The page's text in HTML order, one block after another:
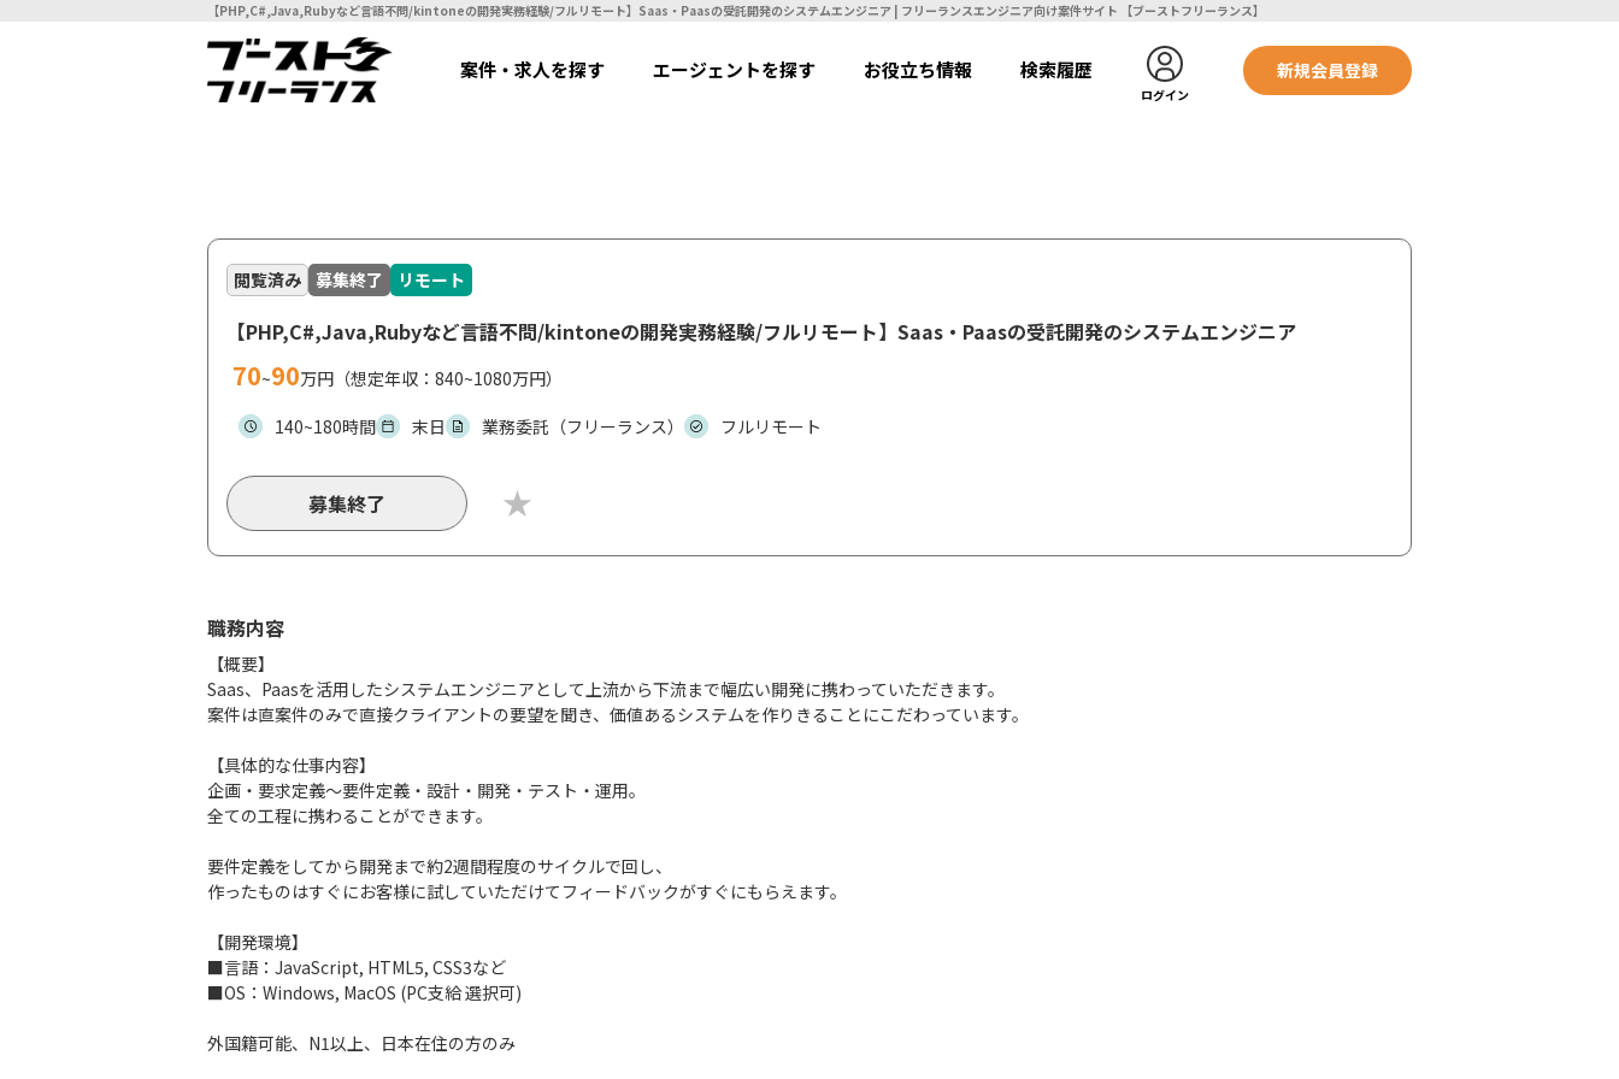
【PHP,C#,Java,Rubyなど言語不問/kintoneの開発実務経験/フルリモート】Saas・Paasの受託開発のシステムエンジニア | フリーランスエンジニア向け案件サイト 【ブーストフリーランス】
案件・求人を探す エージェントを探す お役立ち情報 検索履歴
ログイン
新規会員登録
閲覧済み 募集終了 リモート
【PHP,C#,Java,Rubyなど言語不問/kintoneの開発実務経験/フルリモート】Saas・Paasの受託開発のシステムエンジニア
70~90万円（想定年収：840~1080万円）
140~180時間
末日 業務委託（フリーランス） フルリモート
募集終了
職務内容
【概要】
Saas、Paasを活用したシステムエンジニアとして上流から下流まで幅広い開発に携わっていただきます。
案件は直案件のみで直接クライアントの要望を聞き、価値あるシステムを作りきることにこだわっています。
【具体的な仕事内容】
企画・要求定義～要件定義・設計・開発・テスト・運用。
全ての工程に携わることができます。
要件定義をしてから開発まで約2週間程度のサイクルで回し、
作ったものはすぐにお客様に試していただけてフィードバックがすぐにもらえます。
【開発環境】
■言語：JavaScript, HTML5, CSS3など
■OS：Windows, MacOS (PC支給 選択可)
外国籍可能、N1以上、日本在住の方のみ